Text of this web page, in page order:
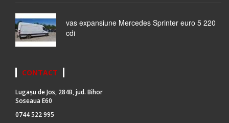
vas expansiune Mercedes Sprinter euro 5 220
cdi
CONTACT
Lugașu de Jos, 284B, jud. Bihor
Soseaua E60
0744 522 995